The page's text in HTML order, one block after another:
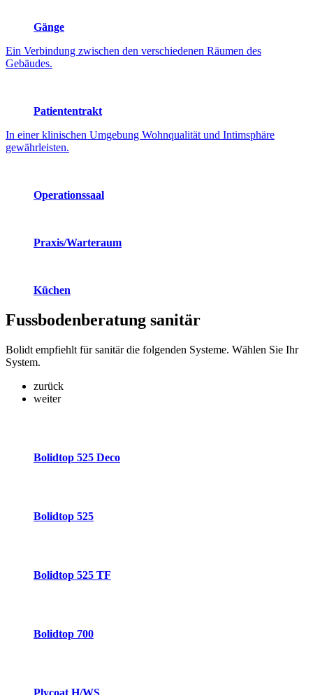
Gänge
Ein Verbindung zwischen den verschiedenen Räumen des
Gebäudes.
Patiententrakt
In einer klinischen Umgebung Wohnqualität und Intimsphäre
gewährleisten.
Operationssaal
Praxis/Warteraum
Küchen
Fussbodenberatung sanitär
Bolidt empfiehlt für sanitär die folgenden Systeme. Wählen Sie Ihr
System.
zurück
weiter
Bolidtop 525 Deco
Bolidtop 525
Bolidtop 525 TF
Bolidtop 700
Plycoat H/WS